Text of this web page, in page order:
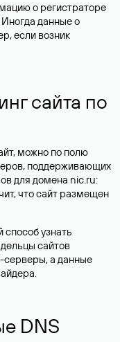
о регистраторе
данные о
если возник
сайта по
можно по полю
поддерживающих
для домена nic.ru:
что сайт размещен
способ узнать
сайтов
серверы, а данные
DNS